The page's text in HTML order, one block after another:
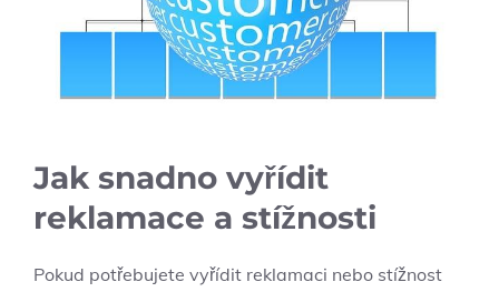
Jak snadno vyřídit
reklamace a stížnosti
Pokud potřebujete vyřídit reklamaci nebo stížnost